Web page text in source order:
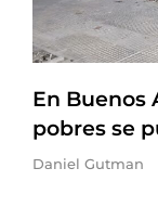
En Buenos
pobres se
Daniel Gutman